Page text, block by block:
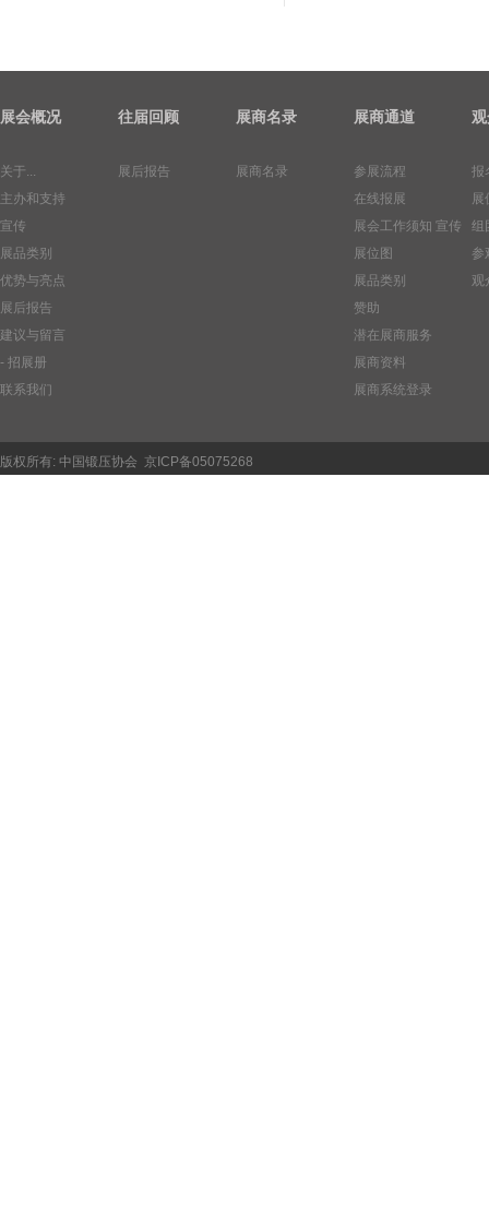
展会概况
关于...
主办和支持
宣传
展品类别
优势与亮点
展后报告
建议与留言
- 招展册
联系我们
往届回顾
展后报告
展商名录
展商名录
展商通道
参展流程
在线报展
展会工作须知 宣传
展位图
展品类别
赞助
潜在展商服务
展商资料
展商系统登录
报
展
组
参
观
版权所有: 中国锻压协会 京ICP备05075268